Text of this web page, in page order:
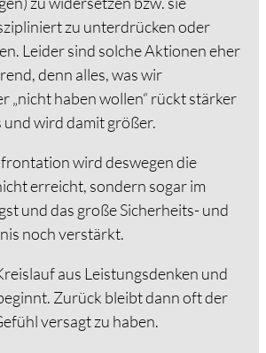
zu unterdrücken oder
Leider sind solche Aktionen eher
denn alles, was wir
„nicht haben wollen“ rückt stärker
wird damit größer.
wird deswegen die
erreicht, sondern sogar im
und das große Sicherheits- und
noch verstärkt.
aus Leistungsdenken und
Zurück bleibt dann oft der
versagt zu haben.